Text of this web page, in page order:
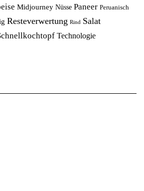
Midjourney Nüsse Paneer Peruanisch
Resteverwertung Rind Salat
Technologie